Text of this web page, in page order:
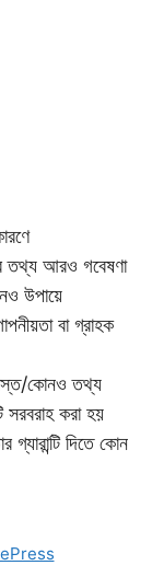
আরও গবেষণা
উপায়ে
বা গ্রাহক
কোনও তথ্য
সরবরাহ করা হয়
দিতে কোন